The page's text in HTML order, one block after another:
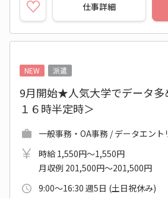
仕事詳細
NEW
派遣
9月開始★人気大学でデータ多
１６時半定時＞
一般事務・OA事務 / データエント
時給 1,550円～1,550円
月収例 201,500円～201,500円
9:00～16:30 週5日 (土日祝休み)